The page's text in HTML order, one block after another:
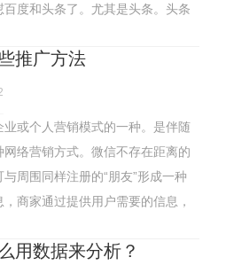
度和头条了。尤其是头条。头条
推广方法
或个人营销模式的一种。是伴随
络营销方式。微信不存在距离的
周围同样注册的“朋友”形成一种
商家通过提供用户需要的信息，
用数据来分析？